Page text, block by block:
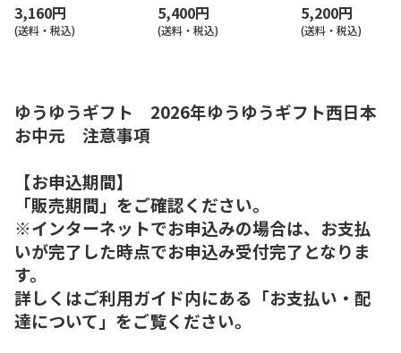
3,160円
(送料・税込)
5,400円
(送料・税込)
5,200円
(送料・税込)
ゆうゆうギフト 2026年ゆうゆうギフト西日本
お中元 注意事項
【お申込期間】
「販売期間」をご確認ください。
※インターネットでお申込みの場合は、お支払
いが完了した時点でお申込み受付完了となりま
す。
詳しくはご利用ガイド内にある「お支払い・配
達について」をご覧ください。